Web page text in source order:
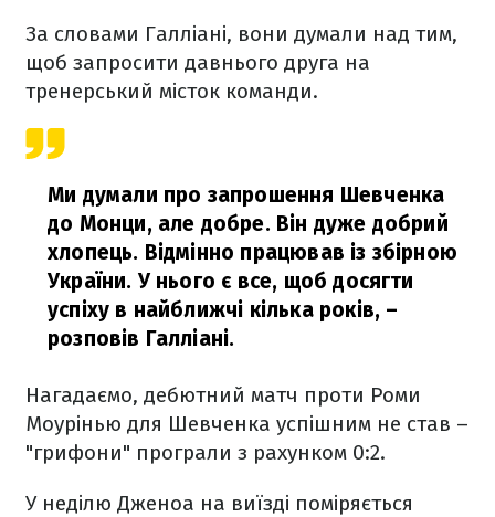
За словами Галліані, вони думали над тим,
щоб запросити давнього друга на
тренерський місток команди.
Ми думали про запрошення Шевченка
до Монци, але добре. Він дуже добрий
хлопець. Відмінно працював із збірною
України. У нього є все, щоб досягти
успіху в найближчі кілька років, –
розповів Галліані.
Нагадаємо, дебютний матч проти Роми
Моурінью для Шевченка успішним не став –
"грифони" програли з рахунком 0:2.
У неділю Дженоа на виїзді поміряється